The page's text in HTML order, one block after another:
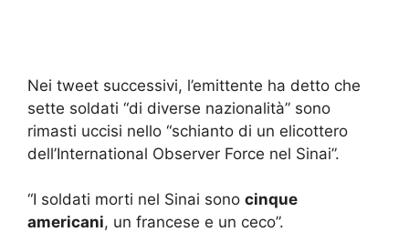
Nei tweet successivi, l’emittente ha detto che
sette soldati “di diverse nazionalità” sono
rimasti uccisi nello “schianto di un elicottero
dell’International Observer Force nel Sinai”.
“I soldati morti nel Sinai sono cinque
americani, un francese e un ceco”.